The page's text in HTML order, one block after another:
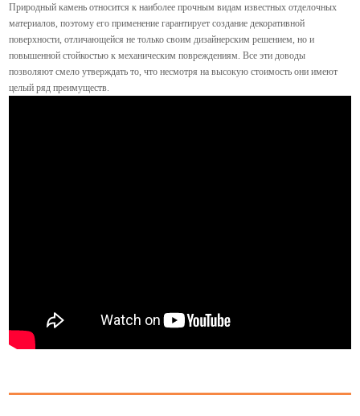
Природный камень относится к наиболее прочным видам известных отделочных
материалов, поэтому его применение гарантирует создание декоративной
поверхности, отличающейся не только своим дизайнерским решением, но и
повышенной стойкостью к механическим повреждениям. Все эти доводы
позволяют смело утверждать то, что несмотря на высокую стоимость они имеют
целый ряд преимуществ.